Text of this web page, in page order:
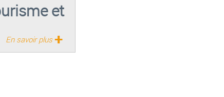
et
En savoir plus+